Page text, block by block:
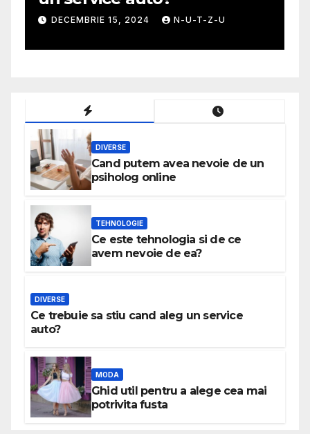
DECEMBRIE 15, 2024 N-U-T-Z-U
DIVERSE
Cand putem avea nevoie de un
psiholog online
TEHNOLOGIE
Ce este tehnologia si de ce
avem nevoie de ea?
DIVERSE
Ce trebuie sa stiu cand aleg un service
auto?
MODA
Ghid util pentru a alege cea mai
potrivita fusta